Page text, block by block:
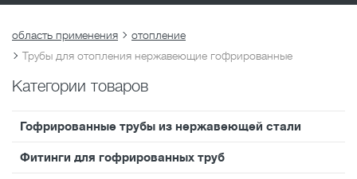
область применения
отопление
Трубы для отопления нержавеющие гофрированные
Категории товаров
Гофрированные трубы из нержавеющей стали
Фитинги для гофрированных труб